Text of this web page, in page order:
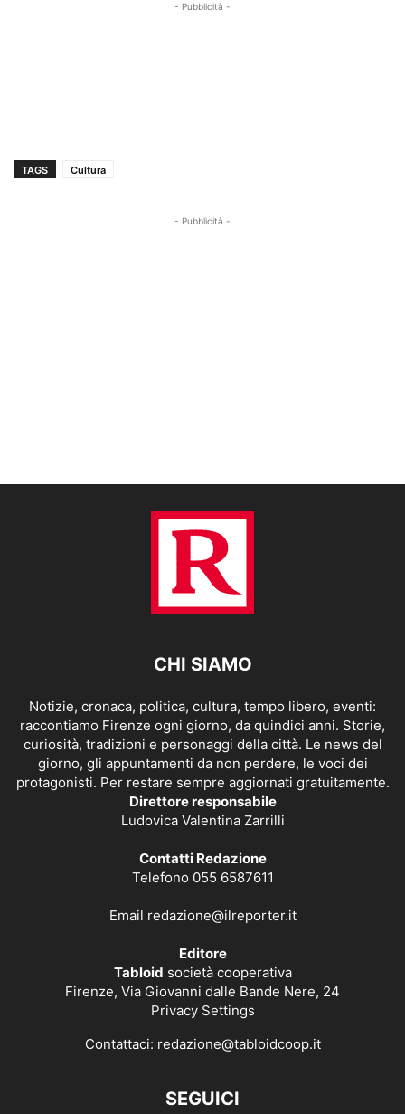
- Pubblicità -
TAGS Cultura
- Pubblicità -
CHI SIAMO
Notizie, cronaca, politica, cultura, tempo libero, eventi:
raccontiamo Firenze ogni giorno, da quindici anni. Storie,
curiosità, tradizioni e personaggi della città. Le news del
giorno, gli appuntamenti da non perdere, le voci dei
protagonisti. Per restare sempre aggiornati gratuitamente.
Direttore responsabile
Ludovica Valentina Zarrilli
Contatti Redazione
Telefono 055 6587611
Email redazione@ilreporter.it
Editore
Tabloid società cooperativa
Firenze, Via Giovanni dalle Bande Nere, 24
Privacy Settings
Contattaci: redazione@tabloidcoop.it
SEGUICI